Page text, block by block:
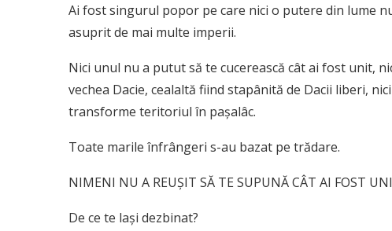
Ai fost singurul popor pe care nici o putere din lume
asuprit de mai multe imperii.
Nici unul nu a putut să te cucerească cât ai fost unit,
vechea Dacie, cealaltă fiind stapânită de Dacii liberi,
transforme teritoriul în pașalâc.
Toate marile înfrângeri s-au bazat pe trădare.
NIMENI NU A REUȘIT SĂ TE SUPUNĂ CÂT AI FOST
De ce te lași dezbinat?